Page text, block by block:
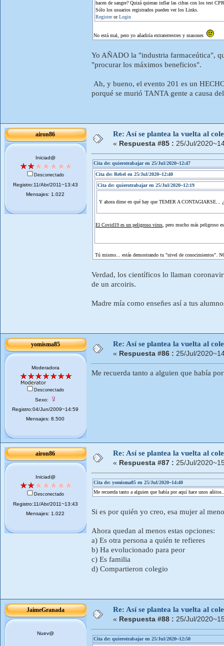
hacen de sangre? Quizá quieran inflar las cifras con los test CPR
Sólo los usuarios registrados pueden ver los Links.
RegisterorLogin
No está mal, pero yo añadiría extraterrestres y masones
Yo AÑADO la "industria farmaceútica",
"procurar los máximos beneficios".
Ah, y bueno, el evento 201 es un
porqué se murió TANTA gente a causa
airon86
Iniciad@
Desconectado
Registro:11/Abr/2011~13:43
Mensajes: 1.022
Re: Así se plantea la vuelta al
« Respuesta #85 : 25/Jul/
Cita de: quierotrabajar en 25/Jul/2020~12:47
Cita de: Rebel en 25/Jul/2020~12:40
Cita de: quierotrabajar en 25/Jul/2020~12:19
Y ahora dime en qué hay que TEMER A CONTAGIARSE...
El Covid19 es un peligroso virus , pero mucho más peligroso
Tú mismo... estás demostrando tu "nivel de conocimientos".
Verdad, los científicos lo llaman
de un arcoiris.
Madre mía como enseñes así a tus
yomisma85
Moderadora
Desconectado
Sexo:
Registro:04/Jun/2009~14:59
Mensajes: 8.500
Re: Así se plantea la vuelta al
« Respuesta #86 : 25/Jul/
Me recuerda tanto a alguien que había
airon86
Iniciad@
Desconectado
Registro:11/Abr/2011~13:43
Mensajes: 1.022
Re: Así se plantea la vuelta al
« Respuesta #87 : 25/Jul/
Cita de: yomisma85 en 25/Jul/2020~14:40
Me recuerda tanto a alguien que había por aquí hace unos
Si es por quién yo creo, esa mujer al
Ahora quedan al menos estas opciones:
a) Es otra persona a quién te refieres
b) Ha evolucionado para peor
c) Es familia
d) Compartieron colegio
JaimeGranada
Nuev@
Re: Así se plantea la vuelta al
« Respuesta #88 : 25/Jul/
Cita de: quierotrabajar en 25/Jul/2020~12:50